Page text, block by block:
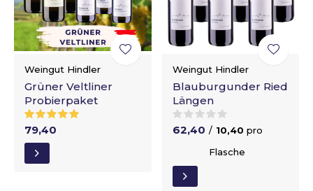
Weingut Hindler
Grüner Veltliner
Probierpaket
79,40
Weingut Hindler
Blauburgunder Ried
Längen
62,40 / 10,40 pro
Flasche